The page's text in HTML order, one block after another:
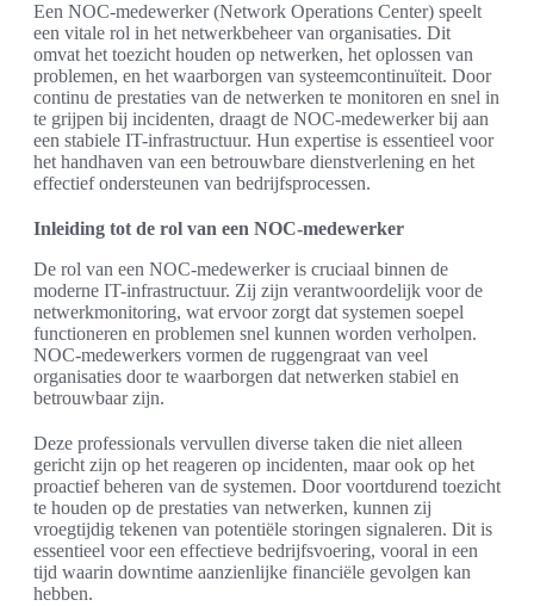
Een NOC-medewerker (Network Operations Center) speelt
een vitale rol in het netwerkbeheer van organisaties. Dit
omvat het toezicht houden op netwerken, het oplossen van
problemen, en het waarborgen van systeemcontinuïteit. Door
continu de prestaties van de netwerken te monitoren en snel in
te grijpen bij incidenten, draagt de NOC-medewerker bij aan
een stabiele IT-infrastructuur. Hun expertise is essentieel voor
het handhaven van een betrouwbare dienstverlening en het
effectief ondersteunen van bedrijfsprocessen.
Inleiding tot de rol van een NOC-medewerker
De rol van een NOC-medewerker is cruciaal binnen de
moderne IT-infrastructuur. Zij zijn verantwoordelijk voor de
netwerkmonitoring, wat ervoor zorgt dat systemen soepel
functioneren en problemen snel kunnen worden verholpen.
NOC-medewerkers vormen de ruggengraat van veel
organisaties door te waarborgen dat netwerken stabiel en
betrouwbaar zijn.
Deze professionals vervullen diverse taken die niet alleen
gericht zijn op het reageren op incidenten, maar ook op het
proactief beheren van de systemen. Door voortdurend toezicht
te houden op de prestaties van netwerken, kunnen zij
vroegtijdig tekenen van potentiële storingen signaleren. Dit is
essentieel voor een effectieve bedrijfsvoering, vooral in een
tijd waarin downtime aanzienlijke financiële gevolgen kan
hebben.